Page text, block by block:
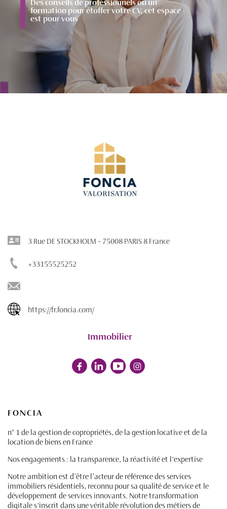
Des conseils de professionnels ou un
formation pour étoffer votre CV, cet espace
est pour vous
3 Rue DE STOCKHOLM - 75008 PARIS 8 France
+33155525252
https://fr.foncia.com/
Immobilier
FONCIA
n° 1 de la gestion de copropriétés, de la gestion locative et de la
location de biens en France
Nos engagements : la transparence, la réactivité et l'expertise
Notre ambition est d’être l’acteur de référence des services
immobiliers résidentiels, reconnu pour sa qualité de service et le
développement de services innovants. Notre transformation
digitale s'inscrit dans une véritable révolution des métiers de